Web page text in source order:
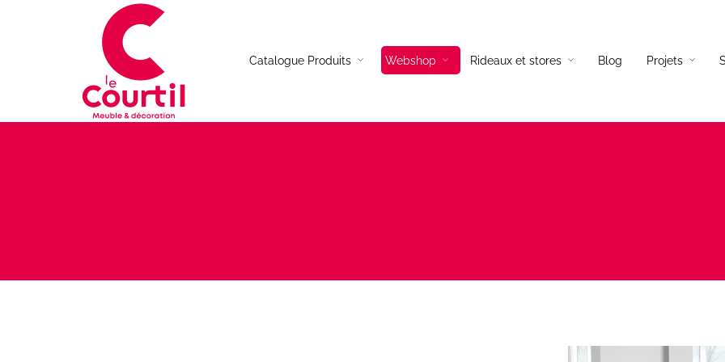
Catalogue Produits
Table de repas Canapés tissus Lampadaires
Webshop Rideaux et stores Blog Projets